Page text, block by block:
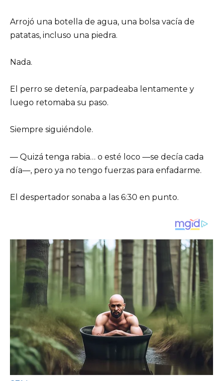
Arrojó una botella de agua, una bolsa vacía de
patatas, incluso una piedra.
Nada.
El perro se detenía, parpadeaba lentamente y
luego retomaba su paso.
Siempre siguiéndole.
— Quizá tenga rabia… o esté loco —se decía cada
día—, pero ya no tengo fuerzas para enfadarme.
El despertador sonaba a las 6:30 en punto.